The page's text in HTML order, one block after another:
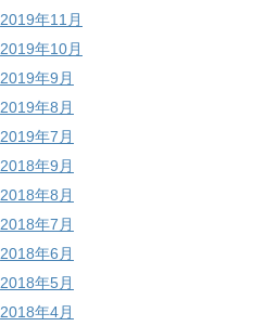
2019年11月
2019年10月
2019年9月
2019年8月
2019年7月
2018年9月
2018年8月
2018年7月
2018年6月
2018年5月
2018年4月